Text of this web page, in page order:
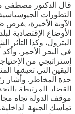
قال الدكتور مصطفى
التطورات
الآونة الأخيرة، يفرض
الأوضاع الإقتصادية
البترول، وكذا
في البحر الأحمر.
إستراتيجي من
اليقين التي تعيشها
حدة المخاطر. وأشار
القضايا المرتبطة
موقف الدولة تجاه
تماسك الجبهة